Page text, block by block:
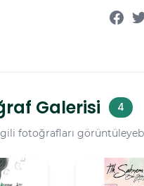
Galerisi 4
fotoğrafları